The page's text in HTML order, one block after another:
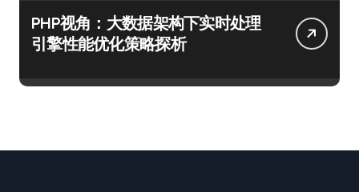
PHP视角：大数据架构下实时处理
引擎性能优化策略探析